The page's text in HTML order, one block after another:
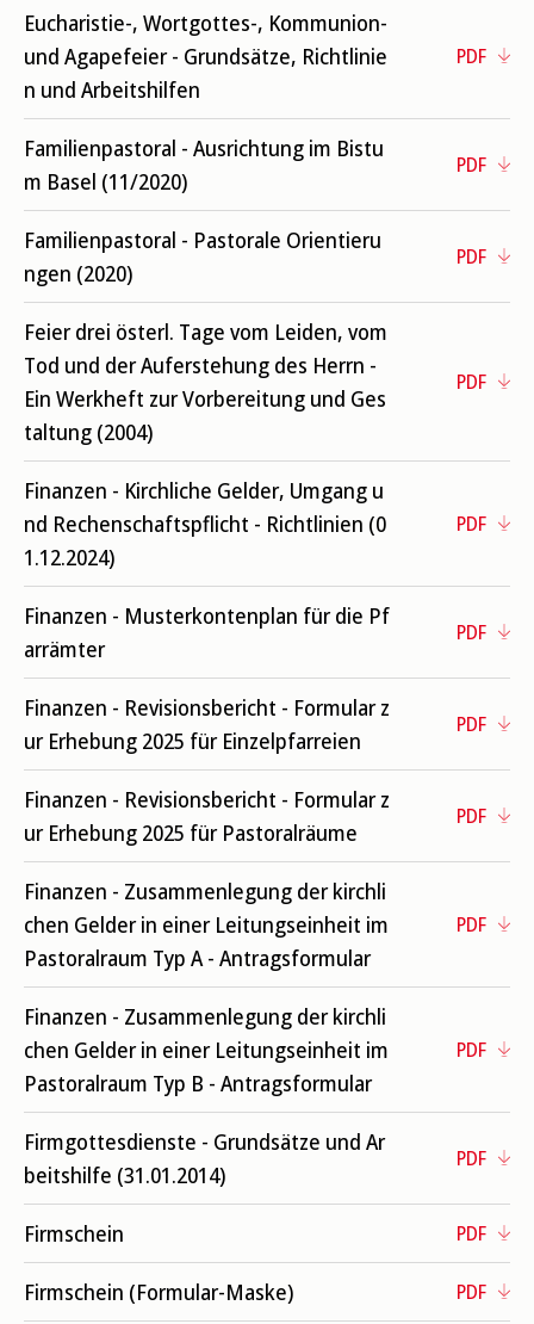
Eucharistie-, Wortgottes-, Kommunion-
und Agapefeier - Grundsätze, Richtlinie
n und Arbeitshilfen
PDF
Familienpastoral - Ausrichtung im Bistu
m Basel (11/2020)
PDF
Familienpastoral - Pastorale Orientieru
ngen (2020)
PDF
Feier drei österl. Tage vom Leiden, vom
Tod und der Auferstehung des Herrn -
Ein Werkheft zur Vorbereitung und Ges
taltung (2004)
PDF
Finanzen - Kirchliche Gelder, Umgang u
nd Rechenschaftspflicht - Richtlinien (0
1.12.2024)
PDF
Finanzen - Musterkontenplan für die Pf
arrämter
PDF
Finanzen - Revisionsbericht - Formular z
ur Erhebung 2025 für Einzelpfarreien
PDF
Finanzen - Revisionsbericht - Formular z
ur Erhebung 2025 für Pastoralräume
PDF
Finanzen - Zusammenlegung der kirchli
chen Gelder in einer Leitungseinheit im
Pastoralraum Typ A - Antragsformular
PDF
Finanzen - Zusammenlegung der kirchli
chen Gelder in einer Leitungseinheit im
Pastoralraum Typ B - Antragsformular
PDF
Firmgottesdienste - Grundsätze und Ar
beitshilfe (31.01.2014)
PDF
Firmschein PDF
Firmschein (Formular-Maske) PDF